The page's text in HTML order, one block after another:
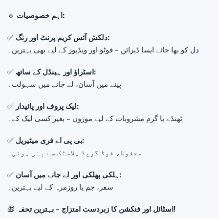
🔹 اہم خصوصیات:
✅
دلکش آئس کریم پرنٹ اور رنگ:
دل کو بھا جائے ایسا ڈیزائن – فوٹو اور ویڈیوز کے لیے بھی بہترین۔
✅
اسٹراؤ اور ہینڈل کے ساتھ:
پینے میں آسان، لے جانے میں سہولت۔
✅
لیک پروف اور پائیدار:
ٹھنڈے یا گرم مشروبات کے لیے موزوں – بغیر کسی لیک کے۔
✅
بی پی اے فری میٹیریل:
محفوظ، فوڈ گریڈ پلاسٹک سے بنی ہوئی۔
✅
ہلکی پھلکی اور لے جانے میں آسان:
سفر، جم یا روزمرہ کے لیے بہترین۔
🎁 اسٹائل اور فنکشن کا زبردست امتزاج – بہترین تحفہ!